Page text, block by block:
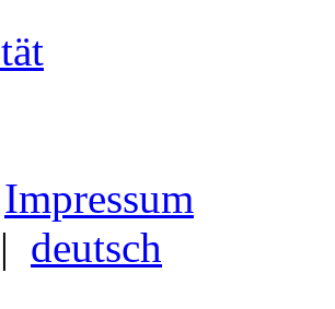
Impressum
| deutsch